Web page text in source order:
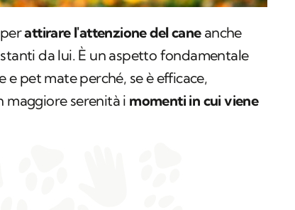
attirare l'attenzione del cane anche
da lui. È un aspetto fondamentale
e pet mate perché, se è efficace,
maggiore serenità i momenti in cui viene